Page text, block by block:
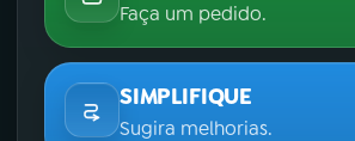
Faça um pedido.
SIMPLIFIQUE
Sugira melhorias.